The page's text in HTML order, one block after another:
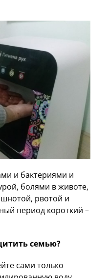
и бактериями и
болями в животе,
рвотой и
период короткий –
семью?
сами только